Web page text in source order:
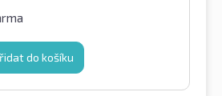
do košíku